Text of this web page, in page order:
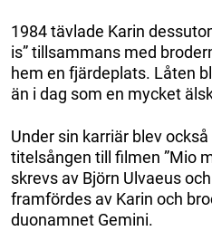
1984 tävlade Karin
is” tillsammans med
hem en fjärdeplats. Låten
än i dag som en mycket
Under sin karriär blev
titelsången till filmen ”Mio
skrevs av Björn Ulvaeus
framfördes av Karin och
duonamnet Gemini.